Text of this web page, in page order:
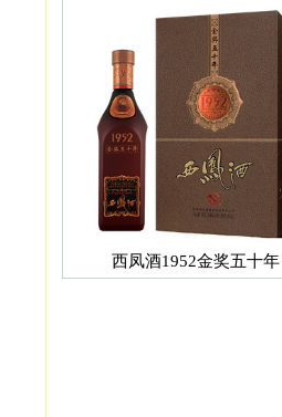
西凤酒1952金奖五十年